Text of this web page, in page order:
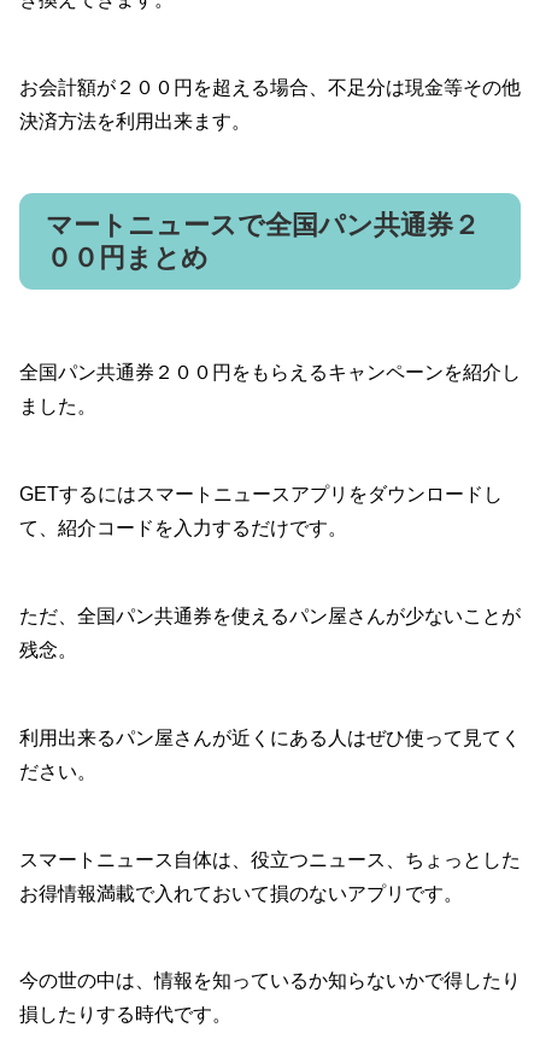
お会計額が２００円を超える場合、不足分は現金等その他
決済方法を利用出来ます。
マートニュースで全国パン共通券２
００円まとめ
全国パン共通券２００円をもらえるキャンペーンを紹介し
ました。
GETするにはスマートニュースアプリをダウンロードし
て、紹介コードを入力するだけです。
ただ、全国パン共通券を使えるパン屋さんが少ないことが
残念。
利用出来るパン屋さんが近くにある人はぜひ使って見てく
ださい。
スマートニュース自体は、役立つニュース、ちょっとした
お得情報満載で入れておいて損のないアプリです。
今の世の中は、情報を知っているか知らないかで得したり
損したりする時代です。